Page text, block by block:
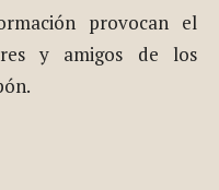
provocan el
y amigos de los